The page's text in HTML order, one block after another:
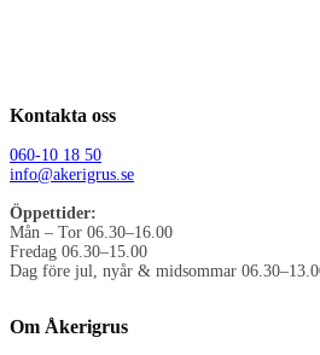
Kontakta oss
060-10 18 50
info@akerigrus.se
Öppettider:
Mån – Tor 06.30–16.00
Fredag 06.30–15.00
Dag före jul, nyår & midsommar
Om Åkerigrus